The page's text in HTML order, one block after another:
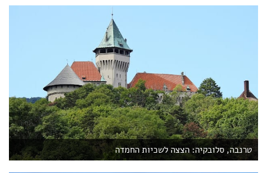
טרנבה, סלובקיה: הצצה לשכיות החמדה